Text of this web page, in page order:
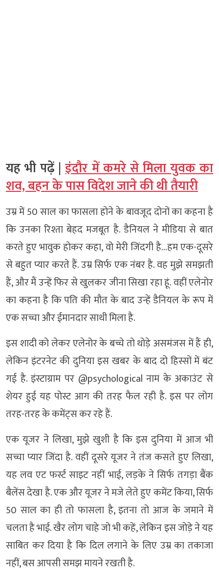
यह भी पढ़ें |इंदौर में कमरे से मिला युवक का
शव, बहन के पास विदेश जाने की थी तैयारी
उम्र में 50 साल का फासला होने के बावजूद दोनों का कहना है
कि उनका रिश्ता बेहद मजबूत है. डैनियल ने मीडिया से बात
करते हुए भावुक होकर कहा, वो मेरी जिंदगी है…हम एक-दूसरे
से बहुत प्यार करते हैं. उम्र सिर्फ एक नंबर है. वह मुझे समझती
हैं, और मैं उन्हें फिर से खुलकर जीना सिखा रहा हूं. वहीं एलेनोर
का कहना है कि पति की मौत के बाद उन्हें डैनियल के रूप में
एक सच्चा और ईमानदार साथी मिला है.
इस शादी को लेकर एलेनोर के बच्चे तो थोड़े असमंजस में हैं ही,
लेकिन इंटरनेट की दुनिया इस खबर के बाद दो हिस्सों में बंट
गई है. इंस्टाग्राम पर @psychological नाम के अकाउंट से
शेयर हुई यह पोस्ट आग की तरह फैल रही है. इस पर लोग
तरह-तरह के कमेंट्स कर रहे हैं.
एक यूजर ने लिखा, मुझे खुशी है कि इस दुनिया में आज भी
सच्चा प्यार जिंदा है. वहीं दूसरे यूजर ने तंज कसते हुए लिखा,
यह लव एट फर्स्ट साइट नहीं भाई, लड़के ने सिर्फ तगड़ा बैंक
बैलेंस देखा है. एक और यूजर ने मजे लेते हुए कमेंट किया, सिर्फ
50 साल का ही तो फासला है, इतना तो आज के जमाने में
चलता है भाई. खैर लोग चाहे जो भी कहें, लेकिन इस जोड़े ने यह
साबित कर दिया है कि दिल लगाने के लिए उम्र का तकाजा
नहीं, बस आपसी समझ मायने रखती है.